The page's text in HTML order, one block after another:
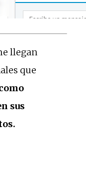
llegan
que
sus